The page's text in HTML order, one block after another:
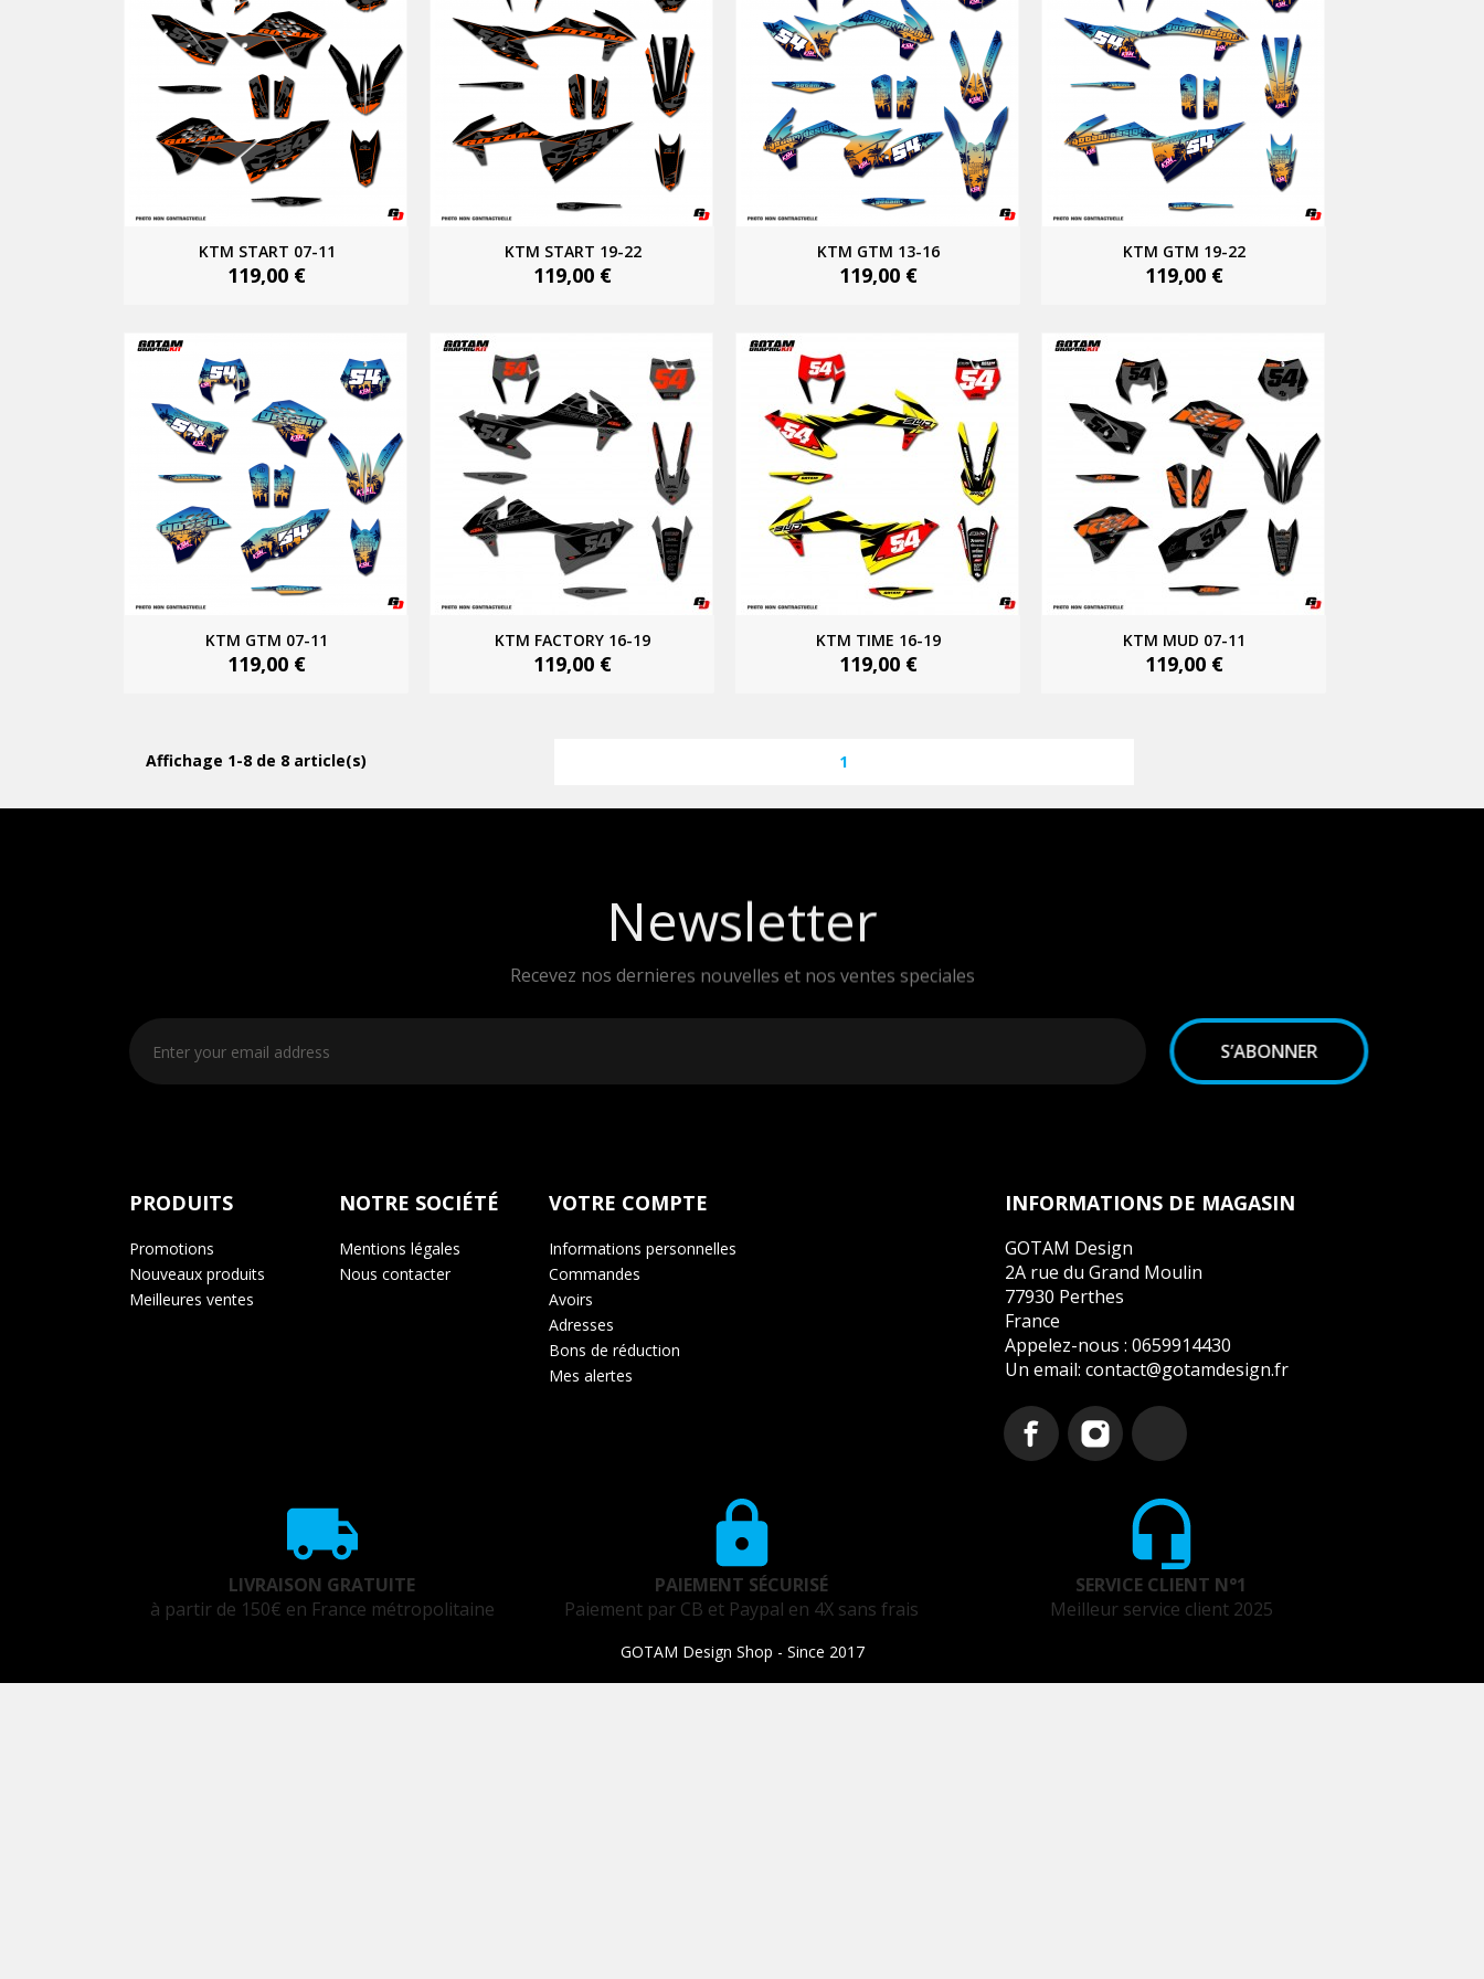
KTM START 07-11
119,00 €
KTM START 19-22
119,00 €
KTM GTM 13-16
119,00 €
KTM GTM 19-22
119,00 €
KTM GTM 07-11
119,00 €
KTM FACTORY 16-19
119,00 €
KTM TIME 16-19
119,00 €
KTM MUD 07-11
119,00 €
Affichage 1-8 de 8 article(s) 1
Newsletter
Recevez nos dernieres nouvelles et nos ventes speciales
PRODUITS
Promotions
Nouveaux produits
Meilleures ventes
NOTRE SOCIÉTÉ
Mentions légales
Nous contacter
VOTRE COMPTE
Informations personnelles
Commandes
Avoirs
Adresses
Bons de réduction
Mes alertes
INFORMATIONS DE MAGASIN
GOTAM Design
2A rue du Grand Moulin
77930 Perthes
France
Appelez-nous : 0659914430
Un email: contact@gotamdesign.fr
LIVRAISON GRATUITE
à partir de 150€ en France métropolitaine
PAIEMENT SÉCURISÉ
Paiement par CB et Paypal en 4X sans frais
SERVICE CLIENT N°1
Meilleur service client 2025
GOTAM Design Shop - Since 2017